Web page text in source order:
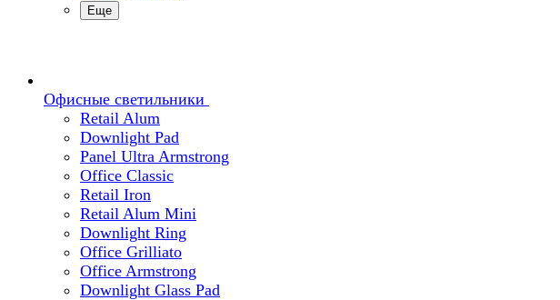
Еще
Офисные светильники
Retail Alum
Downlight Pad
Panel Ultra Armstrong
Office Classic
Retail Iron
Retail Alum Mini
Downlight Ring
Office Grilliato
Office Armstrong
Downlight Glass Pad